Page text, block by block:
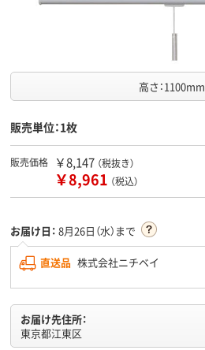
高さ：1100mm
販売単位：1枚
販売価格 ￥8,147 （税抜き）
￥8,961 （税込）
お届け日： 8月26日（水）まで
直送品 株式会社ニチベイ
お届け先住所：
東京都江東区